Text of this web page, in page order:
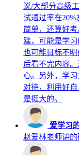
说/大部分高级
试通过率在
简单，还算好
建，可能是学
也可能目标不
后看不完内容
心。另外，学
对待，利用好
是挺大的。
爱学习
赵爱林老师讲的